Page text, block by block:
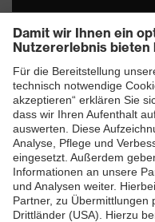
Impressum